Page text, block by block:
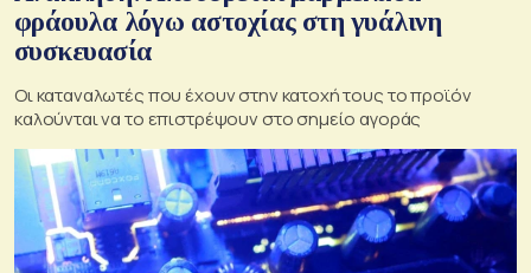
φράουλα λόγω αστοχίας στη γυάλινη
συσκευασία
Οι καταναλωτές που έχουν στην κατοχή τους το προϊόν
καλούνται να το επιστρέψουν στο σημείο αγοράς